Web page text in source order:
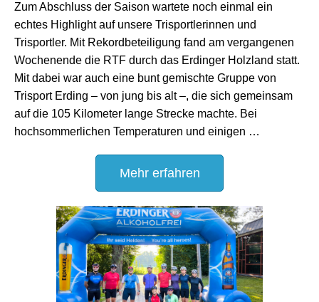
Zum Abschluss der Saison wartete noch einmal ein
echtes Highlight auf unsere Trisportlerinnen und
Trisportler. Mit Rekordbeteiligung fand am vergangenen
Wochenende die RTF durch das Erdinger Holzland statt.
Mit dabei war auch eine bunt gemischte Gruppe von
Trisport Erding – von jung bis alt –, die sich gemeinsam
auf die 105 Kilometer lange Strecke machte. Bei
hochsommerlichen Temperaturen und einigen …
Mehr erfahren